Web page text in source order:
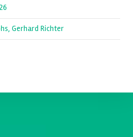
Gerhard Richter